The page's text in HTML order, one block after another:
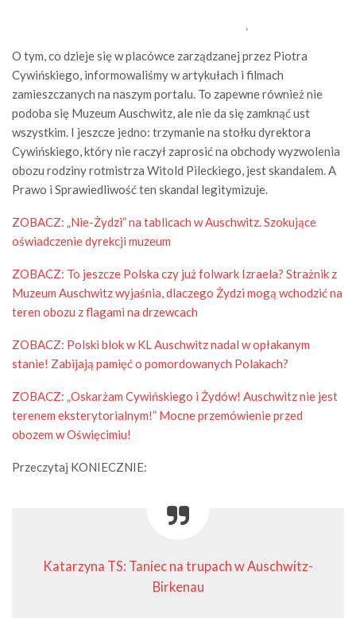
O tym, co dzieje się w placówce zarządzanej przez Piotra
Cywińskiego, informowaliśmy w artykułach i filmach
zamieszczanych na naszym portalu. To zapewne również nie
podoba się Muzeum Auschwitz, ale nie da się zamknąć ust
wszystkim. I jeszcze jedno: trzymanie na stołku dyrektora
Cywińskiego, który nie raczył zaprosić na obchody wyzwolenia
obozu rodziny rotmistrza Witold Pileckiego, jest skandalem. A
Prawo i Sprawiedliwość ten skandal legitymizuje.
ZOBACZ: „Nie-Żydzi” na tablicach w Auschwitz. Szokujące
oświadczenie dyrekcji muzeum
ZOBACZ: To jeszcze Polska czy już folwark Izraela? Strażnik z
Muzeum Auschwitz wyjaśnia, dlaczego Żydzi mogą wchodzić na
teren obozu z flagami na drzewcach
ZOBACZ: Polski blok w KL Auschwitz nadal w opłakanym
stanie! Zabijają pamięć o pomordowanych Polakach?
ZOBACZ: „Oskarżam Cywińskiego i Żydów! Auschwitz nie jest
terenem eksterytorialnym!” Mocne przemówienie przed
obozem w Oświęcimiu!
Przeczytaj KONIECZNIE:
Katarzyna TS: Taniec na trupach w Auschwitz-
Birkenau